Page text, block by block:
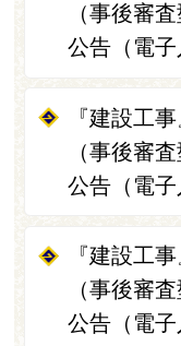
（事後審
公告（電子
『建設工
（事後審
公告（電子
『建設工
（事後審
公告（電子